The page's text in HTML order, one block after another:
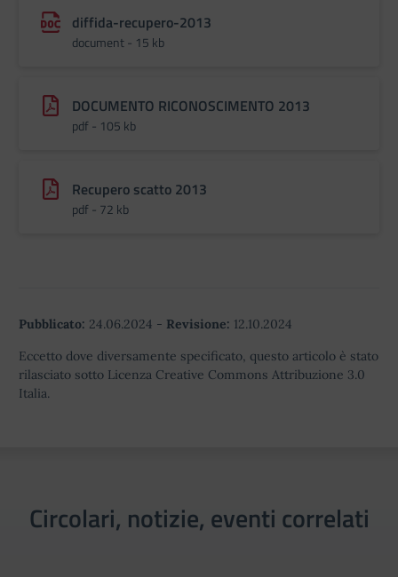
diffida-recupero-2013
document - 15 kb
DOCUMENTO RICONOSCIMENTO 2013
pdf - 105 kb
Recupero scatto 2013
pdf - 72 kb
Pubblicato: 24.06.2024 - Revisione: 12.10.2024
Eccetto dove diversamente specificato, questo articolo è stato
rilasciato sotto Licenza Creative Commons Attribuzione 3.0
Italia.
Circolari, notizie, eventi correlati